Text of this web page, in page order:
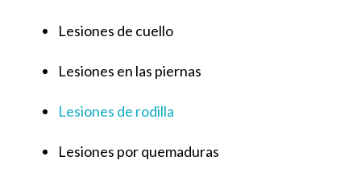
Lesiones de cuello
Lesiones en las piernas
Lesiones de rodilla
Lesiones por quemaduras